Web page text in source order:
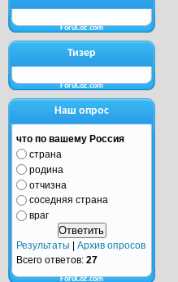
ForuCoz.com
Тизер
ForuCoz.com
Наш опрос
что по вашему Россия
страна
родина
отчизна
соседняя страна
враг
Результаты
Архив опросов
Всего ответов: 27
ForuCoz.com